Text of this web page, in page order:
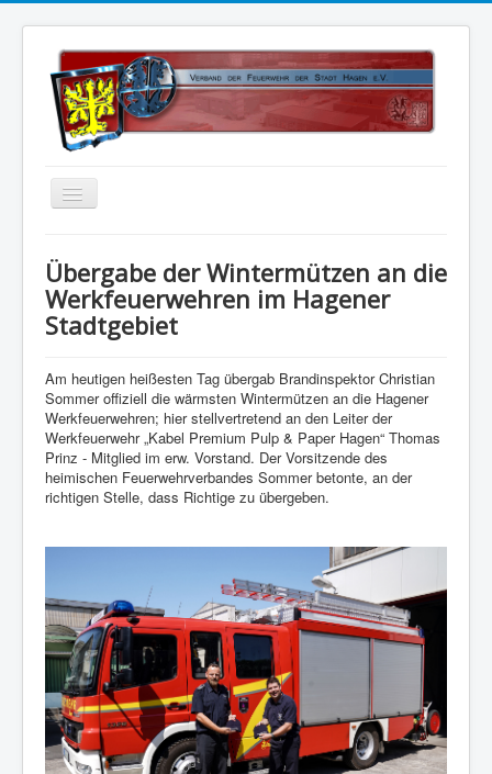
Über uns
Vorstand
Satzung
Kalender
Status 5
Berichte
Impressum
Übergabe der Wintermützen an die
Werkfeuerwehren im Hagener
Stadtgebiet
Am heutigen heißesten Tag übergab Brandinspektor Christian
Sommer offiziell die wärmsten Wintermützen an die Hagener
Werkfeuerwehren; hier stellvertretend an den Leiter der
Werkfeuerwehr „Kabel Premium Pulp & Paper Hagen“ Thomas
Prinz - Mitglied im erw. Vorstand. Der Vorsitzende des
heimischen Feuerwehrverbandes Sommer betonte, an der
richtigen Stelle, dass Richtige zu übergeben.